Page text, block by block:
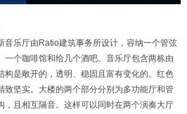
音乐厅由Ratio建筑事务所设计，容纳一个管弦
一个咖啡馆和给几个酒吧。音乐厅包含两栋由
构是敞开的，透明、稳固且富有变化的。红色
致坚实。大楼的两个部分分别为多功能厅和管
，且相互隔音。这样可以同时在两个演奏大厅